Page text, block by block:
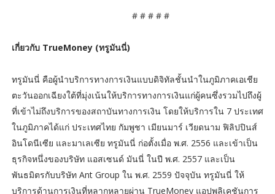
# # # # #
เกี่ยวกับ TrueMoney (ทรูมันนี่)
ทรูมันนี่ คือผู้นำบริการทางการเงินแบบดิจิทัลชั้นนำในภูมิภาคเอเชีย
ตะวันออกเฉียงใต้ที่มุ่งเน้นให้บริการทางการเงินแก่ผู้คนซึ่งรวมไปถึงผู้
ที่เข้าไม่ถึงบริการของสถาบันทางการเงิน โดยให้บริการใน 7 ประเทศ
ในภูมิภาคได้แก่ ประเทศไทย กัมพูชา เมียนมาร์ เวียดนาม ฟิลิปปินส์
อินโดนีเซีย และมาเลเซีย ทรูมันนี่ ก่อตั้งเมื่อ พ.ศ. 2556 และเข้าเป็น
ธุรกิจหนึ่งของบริษัท แอสเซนด์ มันนี่ ในปี พ.ศ. 2557 และเป็น
พันธมิตรกับบริษัท Ant Group ใน พ.ศ. 2559 ปัจจุบัน ทรูมันนี่ ให้
บริการด้านการเงินที่หลากหลายผ่าน TrueMoney แอปพลิเคชันการ